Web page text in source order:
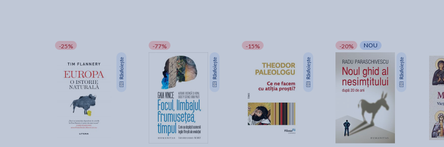
-25% -77% -15% -20% NOU